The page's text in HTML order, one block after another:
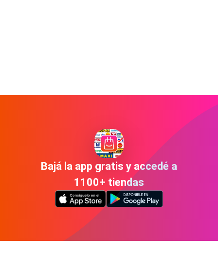
Bajá la app gratis y accedé a
1100+ tiendas